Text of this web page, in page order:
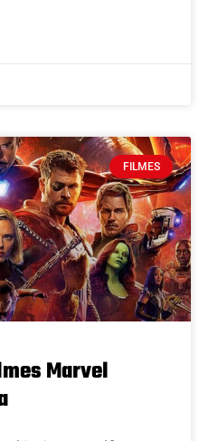
FILMES
Marvel